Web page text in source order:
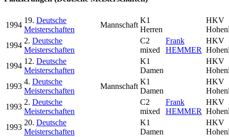
1994
19. Deutsche
Meisterschaften
Mannschaft
K1
Herren
HKV
1994
2. Deutsche
Meisterschaften
C2
mixed
Frank
HEMMER
HKV
1994
12. Deutsche
Meisterschaften
K1
Damen
HKV
1993
4. Deutsche
Meisterschaften
Mannschaft
K1
Damen
HKV
1993
2. Deutsche
Meisterschaften
C2
mixed
Frank
HEMMER
HKV
1993
20. Deutsche
Meisterschaften
K1
Damen
HKV